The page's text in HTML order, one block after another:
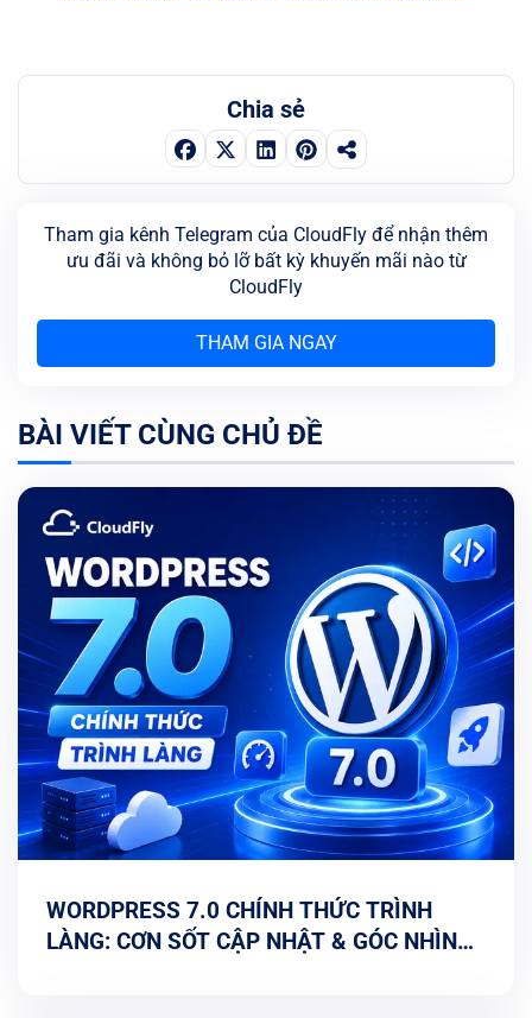
Chia sẻ
Tham gia kênh Telegram của CloudFly để nhận thêm
ưu đãi và không bỏ lỡ bất kỳ khuyến mãi nào từ
CloudFly
THAM GIA NGAY
BÀI VIẾT CÙNG CHỦ ĐỀ
WORDPRESS 7.0 CHÍNH THỨC TRÌNH
LÀNG: CƠN SỐT CẬP NHẬT & GÓC NHÌN